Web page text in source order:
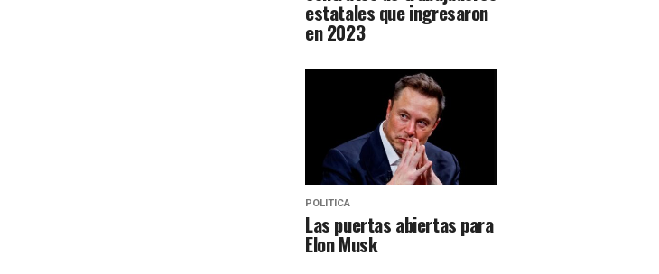
estatales que ingresaron
en 2023
POLITICA
Las puertas abiertas para
Elon Musk